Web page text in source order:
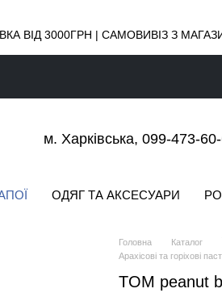
ВІД 3000ГРН | САМОВИВІЗ З
м. Харківська, 099-473-
ОДЯГ ТА АКСЕСУАРИ
Головна Каталог
Арахісові та горіхові
TOM peanut